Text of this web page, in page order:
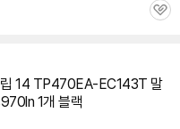
관
14 TP470EA-EC143T 말
1개 블랙